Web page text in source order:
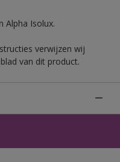
Alpha Isolux.
verwijzen wij
van dit product.